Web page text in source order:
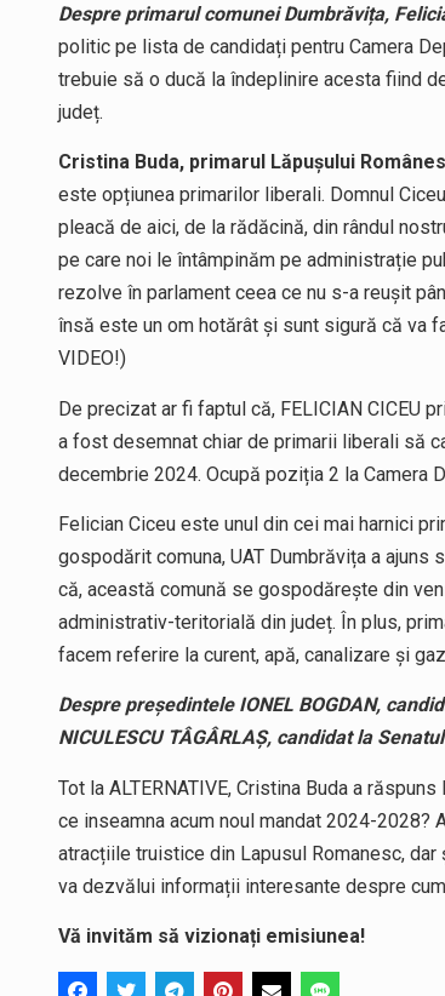
Despre primarul comunei Dumbrăvița,
politic pe lista de candidați pentru Camera
trebuie să o ducă la îndeplinire acesta fiind
județ.
Cristina Buda, primarul Lăpușului
este opțiunea primarilor liberali. Domnul
pleacă de aici, de la rădăcină, din rândul
pe care noi le întâmpinăm pe administrație
rezolve în parlament ceea ce nu s-a reușit
însă este un om hotărât și sunt sigură că va
VIDEO!)
De precizat ar fi faptul că, FELICIAN CICEU
a fost desemnat chiar de primarii liberali să
decembrie 2024. Ocupă poziția 2 la Camera
Felician Ciceu este unul din cei mai harnici
gospodărit comuna, UAT Dumbrăvița a
că, această comună se gospodărește din
administrativ-teritorială din județ. În plus,
facem referire la curent, apă, canalizare și
Despre președintele IONEL BOGDAN,
NICULESCU TÂGÂRLAȘ, candidat la
Tot la ALTERNATIVE, Cristina Buda a
ce inseamna acum noul mandat 2024-
atracțiile truistice din Lapusul Romanesc,
va dezvălui informații interesante despre
Vă invităm să vizionați emisiunea!